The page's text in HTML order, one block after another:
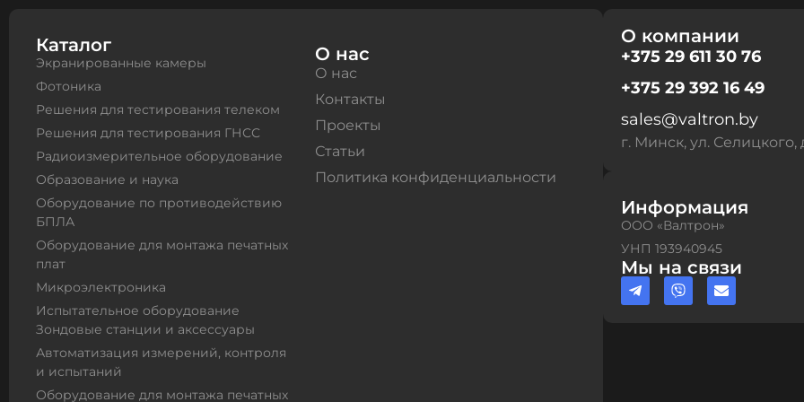
Каталог
Экранированные камеры
Фотоника
Решения для тестирования телеком
Решения для тестирования ГНСС
Радиоизмерительное оборудование
Образование и наука
Оборудование по противодействию
БПЛА
Оборудование для монтажа печатных
плат
Микроэлектроника
Испытательное оборудование
Зондовые станции и аксессуары
Автоматизация измерений, контроля
и испытаний
Оборудование для монтажа печатных
О нас
О нас
Контакты
Проекты
Статьи
Политика конфиденциальности
О компании
+375 29 611 30 76
+375 29 392 16 49
sales@valtron.by
г. Минск, ул. Селицкого,
Информация
ООО «Валтрон»
УНП 193940945
Мы на связи